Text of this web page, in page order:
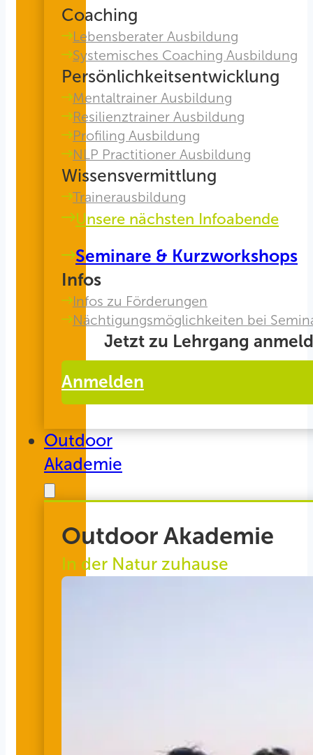
Coaching
Lebensberater Ausbildung
Systemisches Coaching Ausbildung
Persönlichkeitsentwicklung
Mentaltrainer Ausbildung
Resilienztrainer Ausbildung
Profiling Ausbildung
NLP Practitioner Ausbildung
Wissensvermittlung
Trainerausbildung
Unsere nächsten Infoabende
Seminare & Kurzworkshops
Infos
Infos zu Förderungen
Nächtigungsmöglichkeiten bei
Jetzt zu Lehrgang
Anmelden
Outdoor
Akademie
Outdoor Akademie
In der Natur zuhause